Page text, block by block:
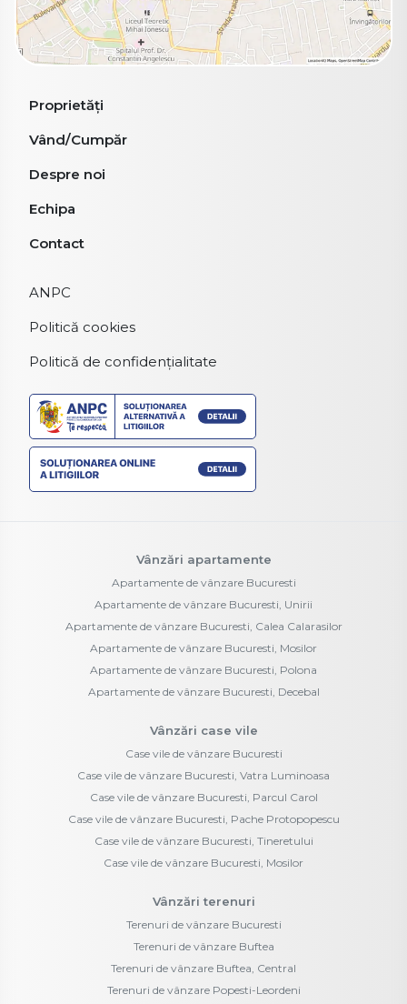
Proprietăți
Vând/Cumpăr
Despre noi
Echipa
Contact
ANPC
Politică cookies
Politică de confidențialitate
Vânzări apartamente
Apartamente de vânzare Bucuresti
Apartamente de vânzare Bucuresti, Unirii
Apartamente de vânzare Bucuresti, Calea Calarasilor
Apartamente de vânzare Bucuresti, Mosilor
Apartamente de vânzare Bucuresti, Polona
Apartamente de vânzare Bucuresti, Decebal
Vânzări case vile
Case vile de vânzare Bucuresti
Case vile de vânzare Bucuresti, Vatra Luminoasa
Case vile de vânzare Bucuresti, Parcul Carol
Case vile de vânzare Bucuresti, Pache Protopopescu
Case vile de vânzare Bucuresti, Tineretului
Case vile de vânzare Bucuresti, Mosilor
Vânzări terenuri
Terenuri de vânzare Bucuresti
Terenuri de vânzare Buftea
Terenuri de vânzare Buftea, Central
Terenuri de vânzare Popesti-Leordeni